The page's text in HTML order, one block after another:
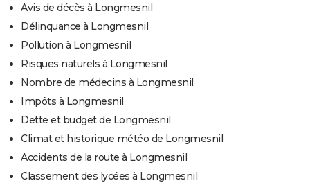
Avis de décès à Longmesnil
Délinquance à Longmesnil
Pollution à Longmesnil
Risques naturels à Longmesnil
Nombre de médecins à Longmesnil
Impôts à Longmesnil
Dette et budget de Longmesnil
Climat et historique météo de Longmesnil
Accidents de la route à Longmesnil
Classement des lycées à Longmesnil